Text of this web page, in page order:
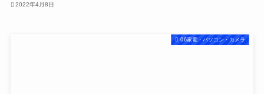
2022年4月8日
06家電・パソコン・カメラ